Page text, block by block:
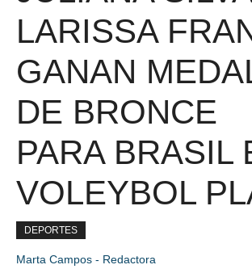
LARISSA
GANAN
DE BRONCE
PARA BRASIL
VOLEYBOL
DEPORTES
Marta Campos - Redactora